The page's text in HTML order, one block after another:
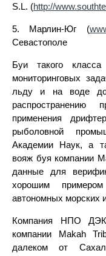
S.L. (http://
5. Марлин-Юг (
Севастополе
Буи такого
мониторинговых
льду и на воде до
распространению
применения
рыболовной
Академии Наук, а
вояж буя компании
данные для
хорошим
автономных морских
Компания НПО
компании Makah
далеком от